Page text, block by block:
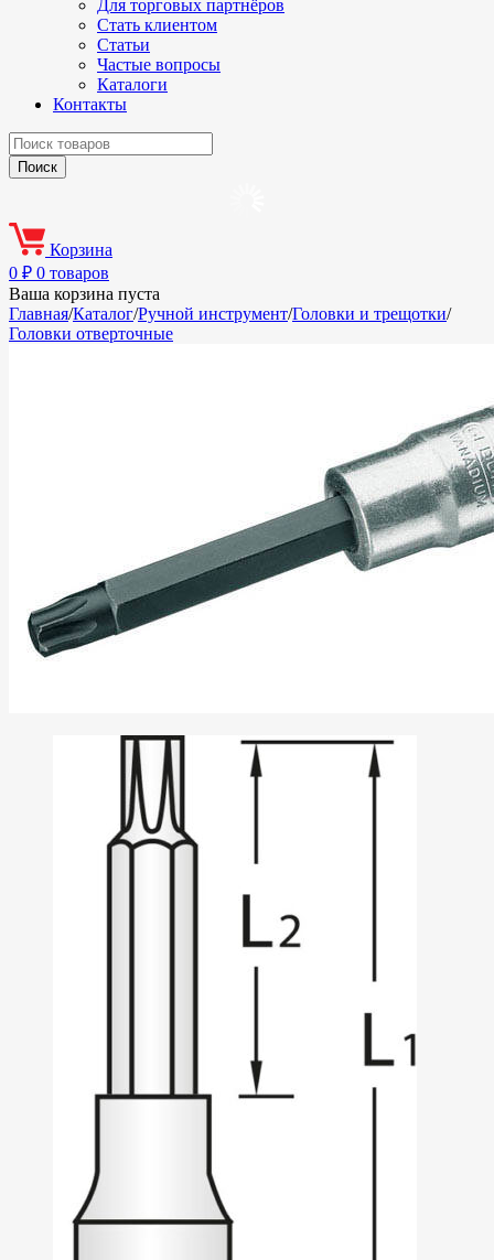
Для торговых партнёров
Стать клиентом
Статьи
Частые вопросы
Каталоги
Контакты
Корзина
0 ₽ 0 товаров
Ваша корзина пуста
Главная/Каталог/Ручной инструмент/Головки и трещотки/
Головки отверточные